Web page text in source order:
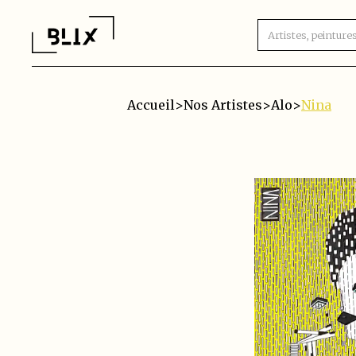
Accueil>Nos Artistes>Alo>Nina